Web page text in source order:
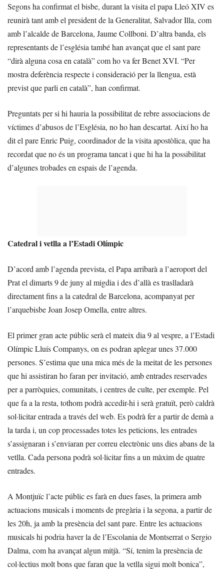
Segons ha confirmat el bisbe, durant la visita el papa Lleó XIV es
reunirà tant amb el president de la Generalitat, Salvador Illa, com
amb l’alcalde de Barcelona, Jaume Collboni. D’altra banda, els
representants de l’església també han avançat que el sant pare
“dirà alguna cosa en català” com ho va fer Benet XVI. “Per
mostra deferència respecte i consideració per la llengua, està
previst que parli en català”, han confirmat.
Preguntats per si hi hauria la possibilitat de rebre associacions de
víctimes d’abusos de l’Església, no ho han descartat. Així ho ha
dit el pare Enric Puig, coordinador de la visita apostòlica, que ha
recordat que no és un programa tancat i que hi ha la possibilitat
d’algunes trobades en espais de l’agenda.
Catedral i vetlla a l’Estadi Olímpic
D’acord amb l’agenda prevista, el Papa arribarà a l’aeroport del
Prat el dimarts 9 de juny al migdia i des d’allà es traslladarà
directament fins a la catedral de Barcelona, acompanyat per
l’arquebisbe Joan Josep Omella, entre altres.
El primer gran acte públic serà el mateix dia 9 al vespre, a l’Estadi
Olímpic Lluís Companys, on es podran aplegar unes 37.000
persones. S’estima que una mica més de la meitat de les persones
que hi assistiran ho faran per invitació, amb entrades reservades
per a parròquies, comunitats, i centres de culte, per exemple. Pel
que fa a la resta, tothom podrà accedir-hi i serà gratuït, però caldrà
sol·licitar entrada a través del web. Es podrà fer a partir de demà a
la tarda i, un cop processades totes les peticions, les entrades
s’assignaran i s’enviaran per correu electrònic uns dies abans de la
vetlla. Cada persona podrà sol·licitar fins a un màxim de quatre
entrades.
A Montjuïc l’acte públic es farà en dues fases, la primera amb
actuacions musicals i moments de pregària i la segona, a partir de
les 20h, ja amb la presència del sant pare. Entre les actuacions
musicals hi podria haver la de l’Escolania de Montserrat o Sergio
Dalma, com ha avançat algun mitjà. “Sí, tenim la presència de
col·lectius molt bons que faran que la vetlla sigui molt bonica”,